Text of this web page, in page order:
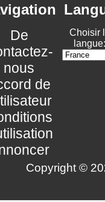
De
nous
de
Choisir
langue:
Copyright ©